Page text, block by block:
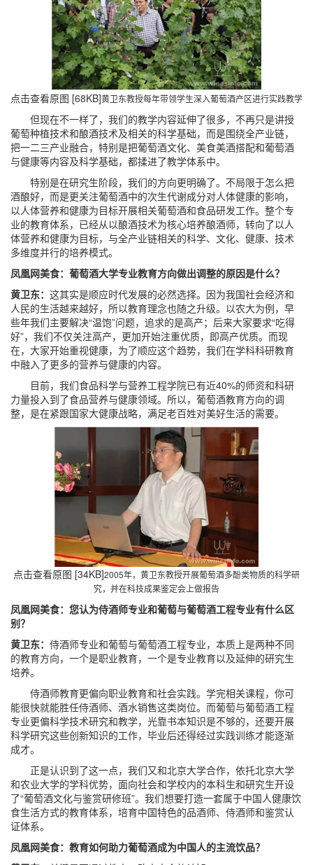
点击查看原图 [68KB]黄卫东教授每年带领学生深入葡萄酒产区进行实践教学
但现在不一样了，我们的教学内容延伸了很多，不再只是讲授
葡萄种植技术和酿酒技术及相关的科学基础，而是围绕全产业链，
把一二三产业融合，特别是把葡萄酒文化、美食美酒搭配和葡萄酒
与健康等内容及科学基础，都揉进了教学体系中。
特别是在研究生阶段，我们的方向更明确了。不局限于怎么把
酒酿好，而是更关注葡萄酒中的次生代谢成分对人体健康的影响，
以人体营养和健康为目标开展相关葡萄酒和食品研发工作。整个专
业的教育体系，已经从以酿酒技术为核心培养酿酒师，转向了以人
体营养和健康为目标，与全产业链相关的科学、文化、健康、技术
多维度并行的培养模式。
凤凰网美食：葡萄酒大学专业教育方向做出调整的原因是什么？
黄卫东： 这其实是顺应时代发展的必然选择。因为我国社会经济和
人民的生活越来越好，所以教育理念也随之升级。以农大为例，早
些年我们主要解决“温饱”问题，追求的是高产；后来大家要求“吃得
好”，我们不仅关注高产，更加开始注重优质，即高产优质。而现
在，大家开始重视健康，为了顺应这个趋势，我们在学科科研教育
中融入了更多的营养与健康的内容。
目前，我们食品科学与营养工程学院已有近40%的师资和科研
力量投入到了食品营养与健康领域。所以，葡萄酒教育方向的调
整，是在紧跟国家大健康战略，满足老百姓对美好生活的需要。
点击查看原图 [34KB]2005年，黄卫东教授开展葡萄酒多酚类物质的科学研
究，并在科技成果鉴定会上做报告
凤凰网美食：您认为侍酒师专业和葡萄与葡萄酒工程专业有什么区
别？
黄卫东： 侍酒师专业和葡萄与葡萄酒工程专业，本质上是两种不同
的教育方向，一个是职业教育，一个是专业教育以及延伸的研究生
培养。
侍酒师教育更偏向职业教育和社会实践。学完相关课程，你可
能很快就能胜任侍酒师、酒水销售这类岗位。而葡萄与葡萄酒工程
专业更偏科学技术研究和教学，光靠书本知识是不够的，还要开展
科学研究这些创新知识的工作，毕业后还得经过实践训练才能逐渐
成才。
正是认识到了这一点，我们又和北京大学合作，依托北京大学
和农业大学的学科优势，面向社会和学校内的本科生和研究生开设
了“葡萄酒文化与鉴赏研修班”。我们想要打造一套属于中国人健康饮
食生活方式的教育体系，培育中国特色的品酒师、侍酒师和鉴赏认
证体系。
凤凰网美食：教育如何助力葡萄酒成为中国人的主流饮品？